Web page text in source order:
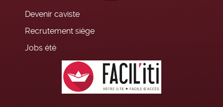
Devenir caviste
Recrutement siège
Jobs été